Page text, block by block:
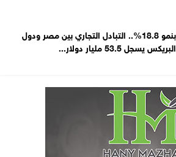
بنمو 18.8%.. التبادل التجاري بين مصر ودول
البريكس يسجل 53.5 مليار دولار...